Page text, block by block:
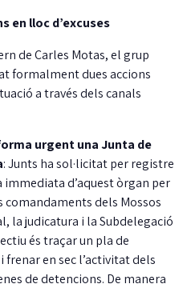
en lloc d’excuses
de Carles Motas, el grup
formalment dues accions
a través dels canals
urgent una Junta de
: Junts ha sol·licitat per registre
d’aquest òrgan per
comandaments dels Mossos
la judicatura i la Subdelegació
és traçar un pla de
en sec l’activitat dels
de detencions. De manera